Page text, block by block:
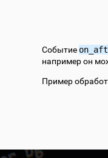
Событие
например он
Пример